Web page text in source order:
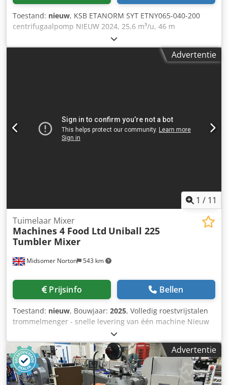
Toestand: nieuw, KSB ETANORM SYT ETNY065-040-200
centrifugaalpomp NIEUW 2024, 25,6 m³/u, 46 m
opvoerhoogte Codpfjywu Uqex Ag Ujrf Te koop:
hoogwaardige centrifugaalpomp van het gerenommeerde
Duitse merk KSB, model ETANORM SYT ETNY065-040-200.
Opvoerhoogte (H): 46 m Toerental: 2.950 tpm
Waaiersdiameter: 187 mm Pomphuismateriaal: EN GJS 400-
15 Bouwjaar: 2024 Aansluitingen: flensverbindingen STAAT
Advertentie
1 / 11
Midsomer Norton 543 km
Tuimelaar Mixer
Machines 4 Food Ltd Uniball 225
Tumbler Mixer
Prijsinfo Bellen
Toestand: nieuw, Bouwjaar: 2025, Volledig roestvrijstalen
trommelmenger - snelle levering van één machine Nieuw
op bestelling geproduceerd Roestvrijstalen trommel van
hoogwaardig roestvrij staal 316 Trommel met variabele
snelheid van nul tot 24 tpm Elektrisch kantelsysteem
Crsdpjif Upfjfx Ag Uof Capaciteit van 50 kg tot 90 kg,
afhankelijk van het producttype 2 modellen
Advertentie